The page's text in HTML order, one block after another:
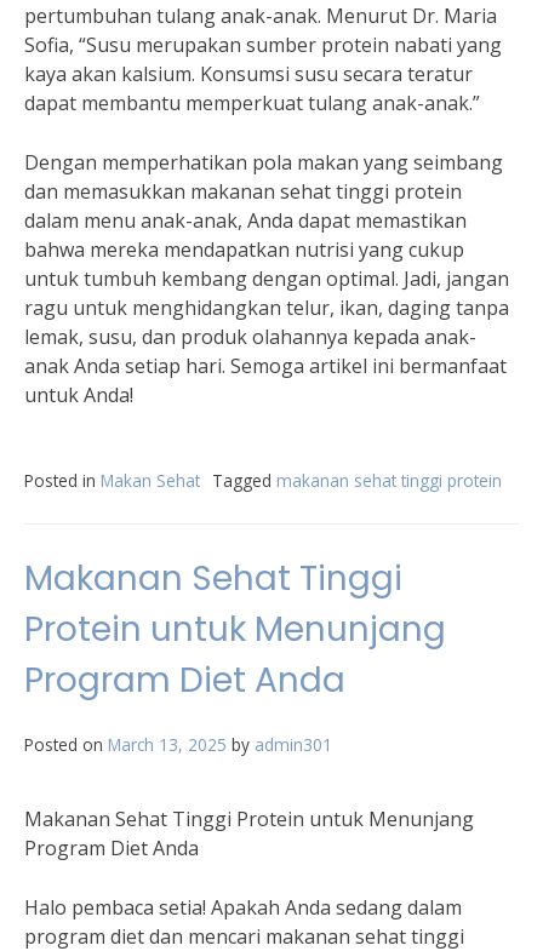
pertumbuhan tulang anak-anak. Menurut Dr. Maria
Sofia, “Susu merupakan sumber protein nabati yang
kaya akan kalsium. Konsumsi susu secara teratur
dapat membantu memperkuat tulang anak-anak.”
Dengan memperhatikan pola makan yang seimbang
dan memasukkan makanan sehat tinggi protein
dalam menu anak-anak, Anda dapat memastikan
bahwa mereka mendapatkan nutrisi yang cukup
untuk tumbuh kembang dengan optimal. Jadi, jangan
ragu untuk menghidangkan telur, ikan, daging tanpa
lemak, susu, dan produk olahannya kepada anak-
anak Anda setiap hari. Semoga artikel ini bermanfaat
untuk Anda!
Posted in Makan Sehat Tagged makanan sehat tinggi protein
Makanan Sehat Tinggi
Protein untuk Menunjang
Program Diet Anda
Posted on March 13, 2025 by admin301
Makanan Sehat Tinggi Protein untuk Menunjang
Program Diet Anda
Halo pembaca setia! Apakah Anda sedang dalam
program diet dan mencari makanan sehat tinggi